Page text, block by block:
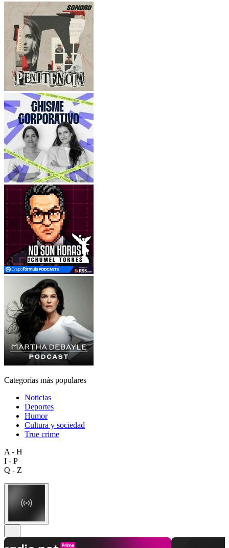
Categorías más populares
Noticias
Deportes
Humor
Cultura y sociedad
True crime
A - H
I - P
Q - Z